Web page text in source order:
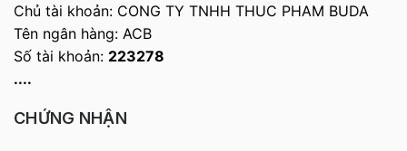
Chủ tài khoản: CONG TY TNHH THUC PHAM BUDA
Tên ngân hàng: ACB
Số tài khoản: 223278
....
CHỨNG NHẬN